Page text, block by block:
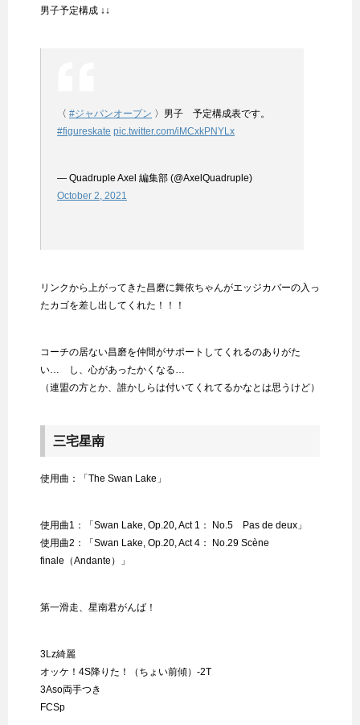
男子予定構成 ↓↓
〈 #ジャパンオープン 〉男子 予定構成表です。
#figureskate pic.twitter.com/iMCxkPNYLx
— Quadruple Axel 編集部 (@AxelQuadruple)
October 2, 2021
リンクから上がってきた昌磨に舞依ちゃんがエッジカバーの入っ
たカゴを差し出してくれた！！！
コーチの居ない昌磨を仲間がサポートしてくれるのありがた
い… し、心があったかくなる…
（連盟の方とか、誰かしらは付いてくれてるかなとは思うけど）
三宅星南
使用曲：「The Swan Lake」
使用曲1：「Swan Lake, Op.20, Act 1： No.5 Pas de deux」
使用曲2：「Swan Lake, Op.20, Act 4： No.29 Scène
finale（Andante）」
第一滑走、星南君がんば！
3Lz綺麗
オッケ！4S降りた！（ちょい前傾）-2T
3Aso両手つき
FCSp